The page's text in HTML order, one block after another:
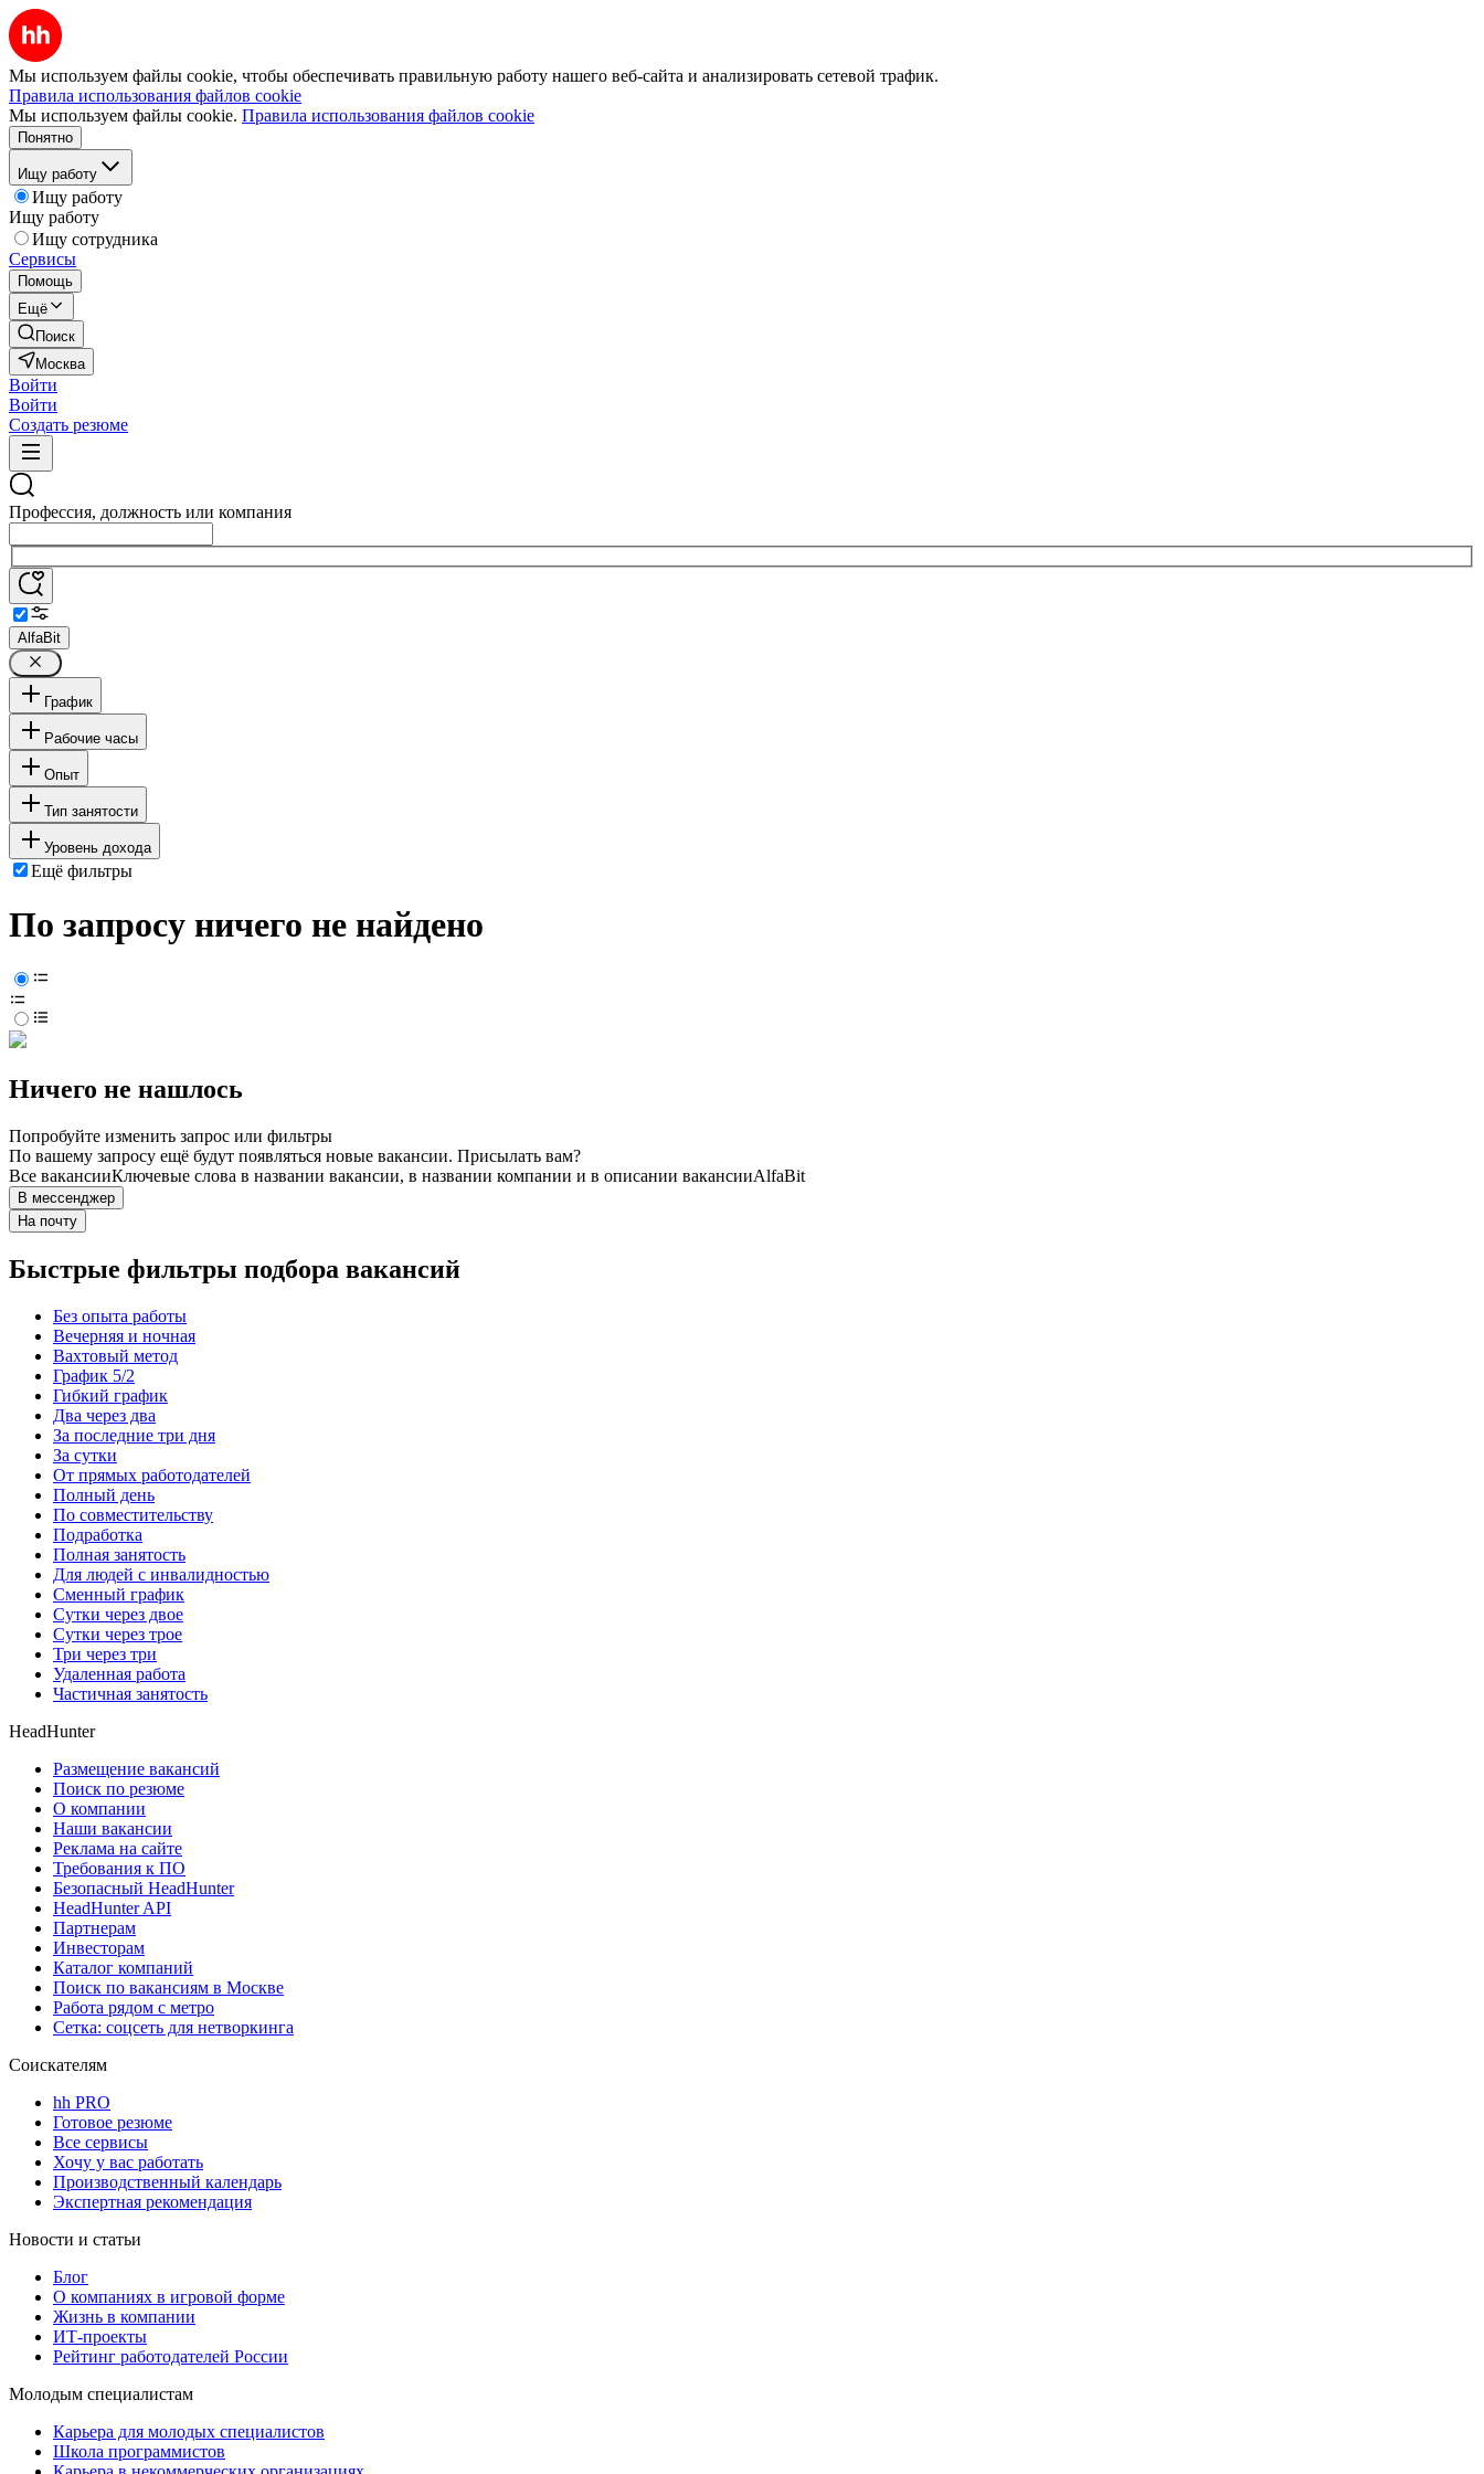
Мы используем файлы cookie, чтобы обеспечивать правильную работу нашего веб-сайта и анализировать сетевой трафик.
Правила использования файлов cookie
Мы используем файлы cookie. Правила использования файлов cookie
Понятно
Ищу работу
Ищу работу
Ищу работу
Ищу сотрудника
Сервисы
Помощь
Ещё
Поиск
Москва
Войти
Войти
Создать резюме
Профессия, должность или компания
AlfaBit
График
Рабочие часы
Опыт
Тип занятости
Уровень дохода
Ещё фильтры
По запросу ничего не найдено
Ничего не нашлось
Попробуйте изменить запрос или фильтры
По вашему запросу ещё будут появляться новые вакансии. Присылать вам?
Все вакансииКлючевые слова в названии вакансии, в названии компании и в описании вакансииAlfaBit
В мессенджер
На почту
Быстрые фильтры подбора вакансий
Без опыта работы
Вечерняя и ночная
Вахтовый метод
График 5/2
Гибкий график
Два через два
За последние три дня
За сутки
От прямых работодателей
Полный день
По совместительству
Подработка
Полная занятость
Для людей с инвалидностью
Сменный график
Сутки через двое
Сутки через трое
Три через три
Удаленная работа
Частичная занятость
HeadHunter
Размещение вакансий
Поиск по резюме
О компании
Наши вакансии
Реклама на сайте
Требования к ПО
Безопасный HeadHunter
HeadHunter API
Партнерам
Инвесторам
Каталог компаний
Поиск по вакансиям в Москве
Работа рядом с метро
Сетка: соцсеть для нетворкинга
Соискателям
hh PRO
Готовое резюме
Все сервисы
Хочу у вас работать
Производственный календарь
Экспертная рекомендация
Новости и статьи
Блог
О компаниях в игровой форме
Жизнь в компании
ИТ-проекты
Рейтинг работодателей России
Молодым специалистам
Карьера для молодых специалистов
Школа программистов